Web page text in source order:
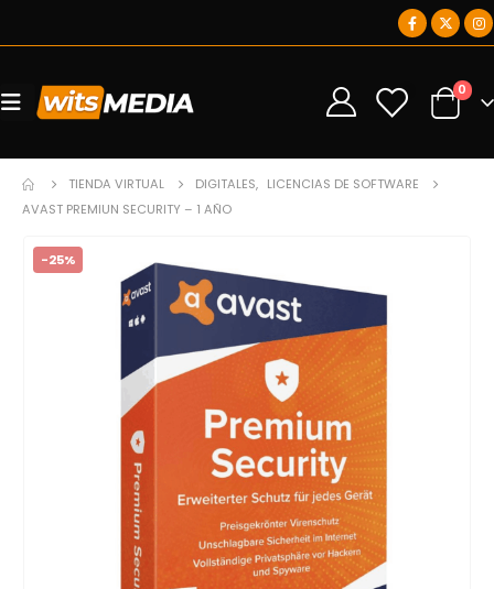
0 0
TIENDA VIRTUAL DIGITALES, LICENCIAS DE SOFTWARE
AVAST PREMIUN SECURITY – 1 AÑO
-25%